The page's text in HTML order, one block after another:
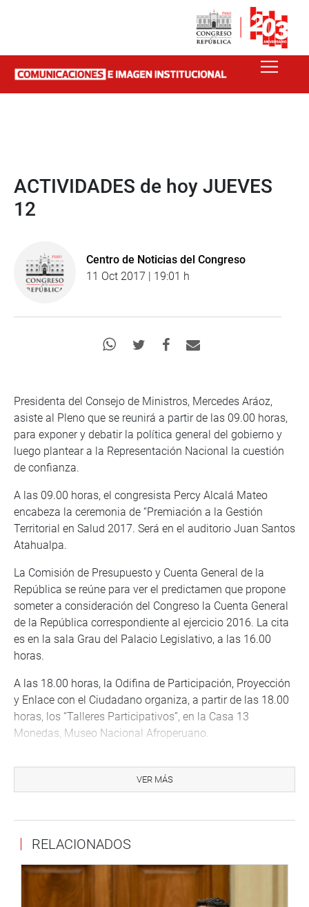
ACTIVIDADES de hoy JUEVES
12
Centro de Noticias del Congreso
11 Oct 2017 | 19:01 h
Presidenta del Consejo de Ministros, Mercedes Aráoz,
asiste al Pleno que se reunirá a partir de las 09.00 horas,
para exponer y debatir la política general del gobierno y
luego plantear a la Representación Nacional la cuestión
de confianza.
A las 09.00 horas, el congresista Percy Alcalá Mateo
encabeza la ceremonia de “Premiación a la Gestión
Territorial en Salud 2017. Será en el auditorio Juan Santos
Atahualpa.
La Comisión de Presupuesto y Cuenta General de la
República se reúne para ver el predictamen que propone
someter a consideración del Congreso la Cuenta General
de la República correspondiente al ejercicio 2016. La cita
es en la sala Grau del Palacio Legislativo, a las 16.00
horas.
A las 18.00 horas, la Odifina de Participación, Proyección
y Enlace con el Ciudadano organiza, a partir de las 18.00
horas, los “Talleres Participativos”, en la Casa 13
Monedas, Museo Nacional Afroperuano.
Puede encontrar más información en nuestra página web
Facebook:
https://www.facebook.com/congresodelarepublicadelperu?
https://twitter.com/congresoperu
VER MÁS
RELACIONADOS